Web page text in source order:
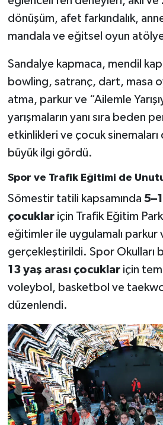
dönüşüm, afet farkındalık,
mandala ve eğitsel oyun
Sandalye kapmaca, mendil
bowling, satranç, dart, masa
atma, parkur ve “Ailemle
yarışmaların yanı sıra beden
etkinlikleri ve çocuk
büyük ilgi gördü.
Spor ve Trafik Eğitimi de
Sömestir tatili kapsamında
çocuklariçin Trafik Eğitim
eğitimler ile uygulamalı parkur
gerçekleştirildi. Spor Okulları
13 yaş arası çocuklariçin
voleybol, basketbol ve
düzenlendi.